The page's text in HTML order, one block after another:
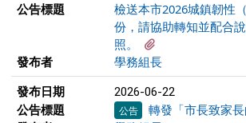
公告標題
檢送本市2026城鎮韌性
份，請協助轉知並配合
照。
發布者
學務組長
發布日期
2026-06-22
公告標題 公告 轉發「市長致家長